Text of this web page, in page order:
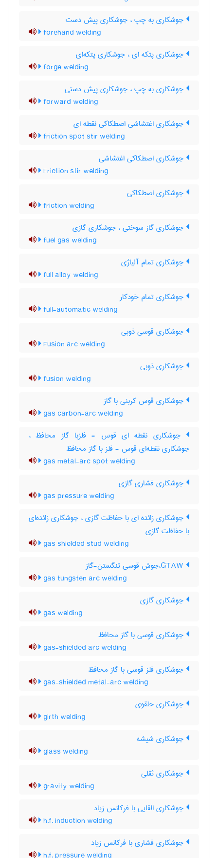
جوشکاری به چپ ، جوشکاری پیش دست
forehand welding
جوشکاری پتکه ای ، جوشکاری پتکه‌ای
forge welding
جوشکاری به چپ ، جوشکاری پیش دستی
forward welding
جوشکاری اغتشاشی اصطکاکی نقطه ای
friction spot stir welding
جوشکاری اصطکاکی اغتشاشی
Friction stir welding
جوشکاری اصطکاکی
friction welding
جوشکاری گاز سوختی ، جوشکاری گازی
fuel gas welding
جوشکاری تمام آلیاژی
full alloy welding
جوشکاری تمام خودکار
full-automatic welding
جوشکاری قوسی ذوبی
Fusion arc welding
جوشکاری ذوبی
fusion welding
جوشکاری قوس کربنی با گاز
gas carbon-arc welding
جوشکاری نقطه ای قوس - فلزبا گاز محافظ ،
جوشکاری نقطه‌ای قوس - فلز با گاز محافظ
gas metal-arc spot welding
جوشکاری فشاری گازی
gas pressure welding
جوشکاری زائده ای با حفاظت گازی ، جوشکاری زائده‌ای
با حفاظت گازی
gas shielded stud welding
gas tungsten arc welding
جوشکاری گازی
gas welding
جوشکاری قوسی با گاز محافظ
gas-shielded arc welding
جوشکاری فلز قوسی با گاز محافظ
gas-shielded metal-arc welding
جوشکاری حلقوی
girth welding
جوشکاری شیشه
glass welding
جوشکاری ثقلی
gravity welding
جوشکاری القایی با فرکانس زیاد
h.f. induction welding
جوشکاری فشاری با فرکانس زیاد